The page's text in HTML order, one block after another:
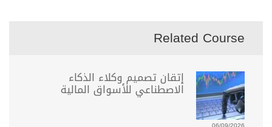
Related Course
إتقان تصميم وكلاء الذكاء
الاصطناعي للأسواق المالية